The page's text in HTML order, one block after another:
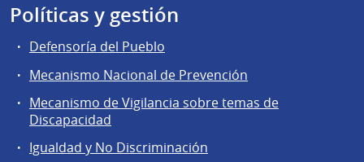
Políticas y gestión
Defensoría del Pueblo
Mecanismo Nacional de Prevención
Mecanismo de Vigilancia sobre temas de
Discapacidad
Igualdad y No Discriminación